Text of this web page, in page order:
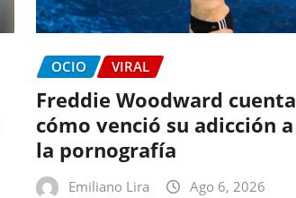
OCIO VIRAL
Freddie Woodward cuenta
cómo venció su adicción a
la pornografía
Emiliano Lira Ago 6, 2026